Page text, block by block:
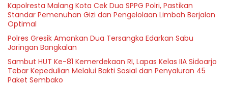
Kapolresta Malang Kota Cek Dua SPPG Polri, Pastikan
Standar Pemenuhan Gizi dan Pengelolaan Limbah Berjalan
Optimal
Polres Gresik Amankan Dua Tersangka Edarkan Sabu
Jaringan Bangkalan
Sambut HUT Ke-81 Kemerdekaan RI, Lapas Kelas IIA Sidoarjo
Tebar Kepedulian Melalui Bakti Sosial dan Penyaluran 45
Paket Sembako